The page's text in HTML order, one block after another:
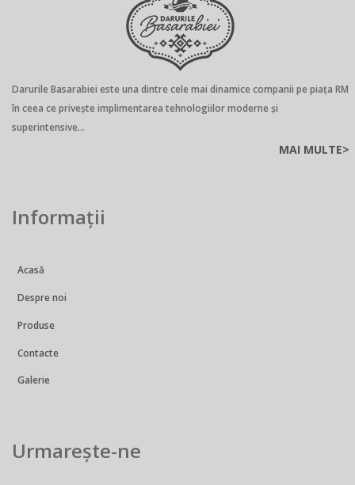
Darurile Basarabiei este una dintre cele mai dinamice companii pe piaţa RM
în ceea ce privește implimentarea tehnologiilor moderne și
superintensive...
MAI MULTE>
Informații
Acasă
Despre noi
Produse
Contacte
Galerie
Urmarește-ne